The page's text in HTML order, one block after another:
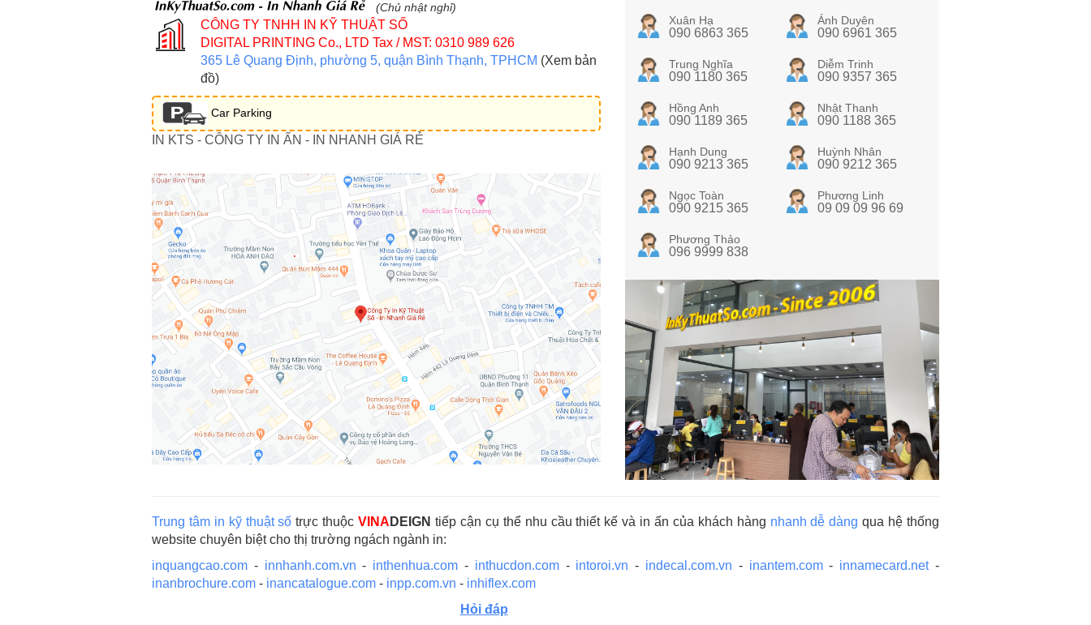
(Chủ nhật nghỉ)
CÔNG TY TNHH IN KỸ THUẬT SỐ
DIGITAL PRINTING Co., LTD Tax / MST: 0310 989 626
365 Lê Quang Định, phường 5, quận Bình Thạnh, TPHCM (Xem bản
đồ)
Car Parking
IN KTS - CÔNG TY IN ẤN - IN NHANH GIÁ RẺ
Xuân Hạ
090 6863 365
Ánh Duyên
090 6961 365
Trung Nghĩa
090 1180 365
Diễm Trinh
090 9357 365
Hồng Anh
090 1189 365
Nhật Thanh
090 1188 365
Hạnh Dung
090 9213 365
Huỳnh Nhân
090 9212 365
Ngọc Toàn
090 9215 365
Phương Linh
09 09 09 96 69
Phương Thảo
096 9999 838
Trung tâm in kỹ thuật số trực thuộcVINA DEIGN tiếp cận cụ thể nhu cầu thiết kế và in ấn của khách hàng nhanh dễ dàng qua hệ thống
website chuyên biệt cho thị trường ngách ngành in:
inquangcao.com - innhanh.com.vn - inthenhua.com - inthucdon.com- intoroi.vn - indecal.com.vn - inantem.com- innamecard.net-
inanbrochure.com - inancatalogue.com - inpp.com.vn - inhiflex.com
Hỏi đáp